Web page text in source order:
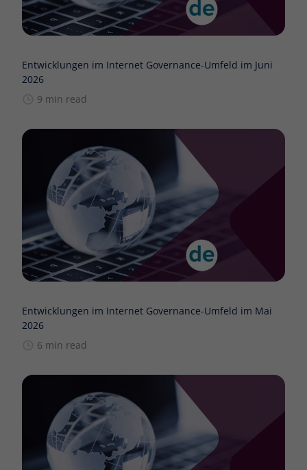
Entwicklungen im Internet Governance-Umfeld im Juni
2026
9 min read
Entwicklungen im Internet Governance-Umfeld im Mai
2026
6 min read